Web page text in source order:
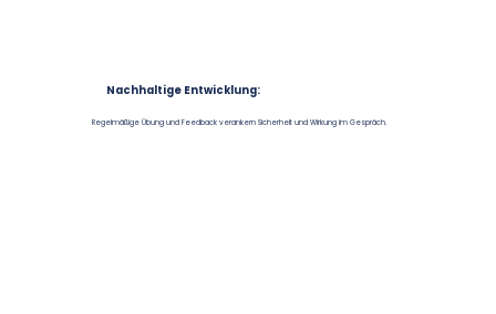
Nachhaltige Entwicklung:
Regelmäßige Übung und Feedback verankern Sicherheit und Wirkung im Gespräch.